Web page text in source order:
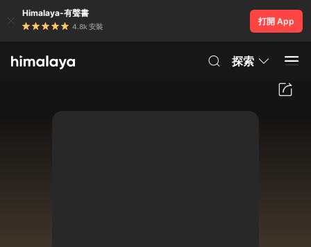
Himalaya-有聲書
4.8k 安裝
打開 App
探索